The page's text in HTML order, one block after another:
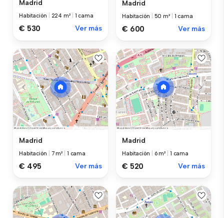
Madrid
Habitación 224 m² 1 cama
€ 530 Ver más
Madrid
Habitación 50 m² 1 cama
€ 600 Ver más
Madrid
Habitación 7 m² 1 cama
€ 495 Ver más
Madrid
Habitación 6 m² 1 cama
€ 520 Ver más